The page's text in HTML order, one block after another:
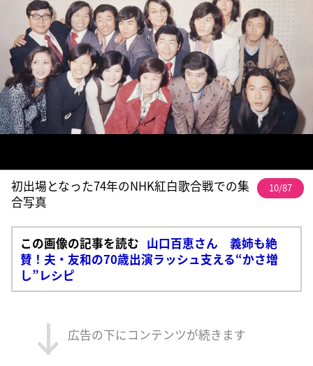
初出場となった74年のNHK紅白歌合戦での集
合写真
10/87
この画像の記事を読む 山口百恵さん 義姉も絶
賛！夫・友和の70歳出演ラッシュ支える“かさ増
し”レシピ
広告の下にコンテンツが続きます